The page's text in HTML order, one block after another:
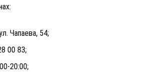
Чапаева, 54;
00 83;
20:00;